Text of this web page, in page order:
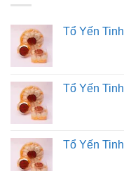
Tổ Yến
Tổ Yến
Tổ Yến